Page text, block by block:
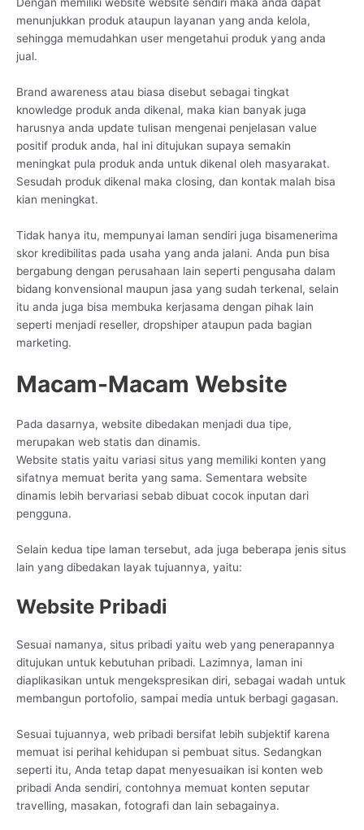
Dengan memiliki website website sendiri maka anda dapat
menunjukkan produk ataupun layanan yang anda kelola,
sehingga memudahkan user mengetahui produk yang anda
jual.
Brand awareness atau biasa disebut sebagai tingkat
knowledge produk anda dikenal, maka kian banyak juga
harusnya anda update tulisan mengenai penjelasan value
positif produk anda, hal ini ditujukan supaya semakin
meningkat pula produk anda untuk dikenal oleh masyarakat.
Sesudah produk dikenal maka closing, dan kontak malah bisa
kian meningkat.
Tidak hanya itu, mempunyai laman sendiri juga bisamenerima
skor kredibilitas pada usaha yang anda jalani. Anda pun bisa
bergabung dengan perusahaan lain seperti pengusaha dalam
bidang konvensional maupun jasa yang sudah terkenal, selain
itu anda juga bisa membuka kerjasama dengan pihak lain
seperti menjadi reseller, dropshiper ataupun pada bagian
marketing.
Macam-Macam Website
Pada dasarnya, website dibedakan menjadi dua tipe,
merupakan web statis dan dinamis.
Website statis yaitu variasi situs yang memiliki konten yang
sifatnya memuat berita yang sama. Sementara website
dinamis lebih bervariasi sebab dibuat cocok inputan dari
pengguna.
Selain kedua tipe laman tersebut, ada juga beberapa jenis situs
lain yang dibedakan layak tujuannya, yaitu:
Website Pribadi
Sesuai namanya, situs pribadi yaitu web yang penerapannya
ditujukan untuk kebutuhan pribadi. Lazimnya, laman ini
diaplikasikan untuk mengekspresikan diri, sebagai wadah untuk
membangun portofolio, sampai media untuk berbagi gagasan.
Sesuai tujuannya, web pribadi bersifat lebih subjektif karena
memuat isi perihal kehidupan si pembuat situs. Sedangkan
seperti itu, Anda tetap dapat menyesuaikan isi konten web
pribadi Anda sendiri, contohnya memuat konten seputar
travelling, masakan, fotografi dan lain sebagainya.